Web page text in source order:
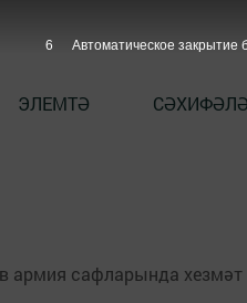
ЭЛЕМТӘ
сафларында хезмәт
6 Автоматическое закрытие